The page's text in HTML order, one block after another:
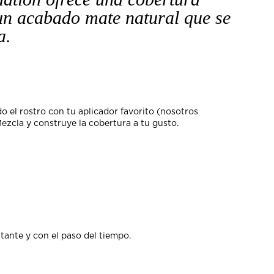
acabado mate natural que se
el rostro con tu aplicador favorito (nosotros
y construye la cobertura a tu gusto.
y con el paso del tiempo.